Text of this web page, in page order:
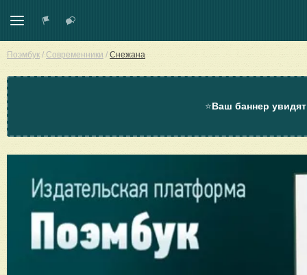
Поэмбук / Современники / Снежана
⭐Ваш баннер